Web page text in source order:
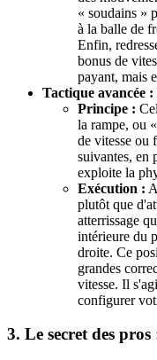
« soudains »
à la balle de
Enfin,
bonus de
payant, mais
Tactique avancée
Principe :
la rampe, ou
de vitesse ou
suivantes, en
exploite la
Exécution :
plutôt que
atterrissage
intérieure du
droite. Ce
grandes
vitesse. Il
configurer
3. Le secret des